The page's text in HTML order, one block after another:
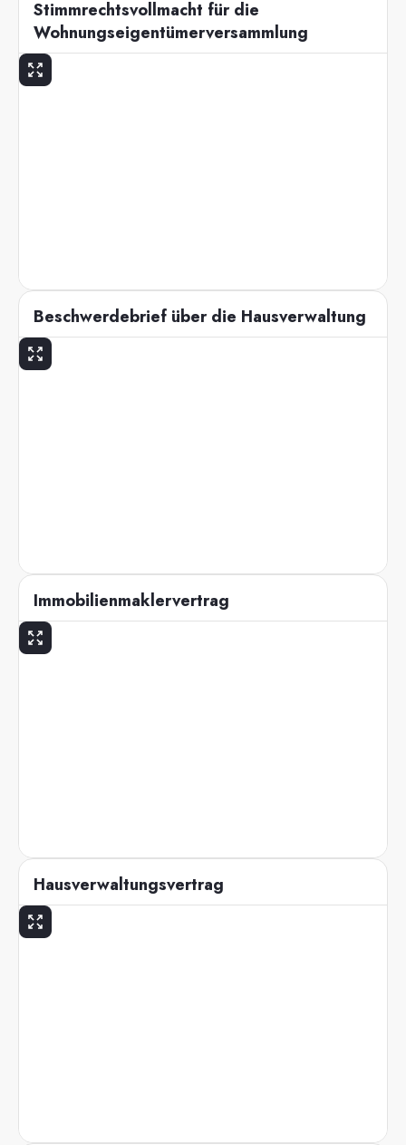
Stimmrechtsvollmacht für die
Wohnungseigentümerversammlung
Beschwerdebrief über die Hausverwaltung
Immobilienmaklervertrag
Hausverwaltungsvertrag